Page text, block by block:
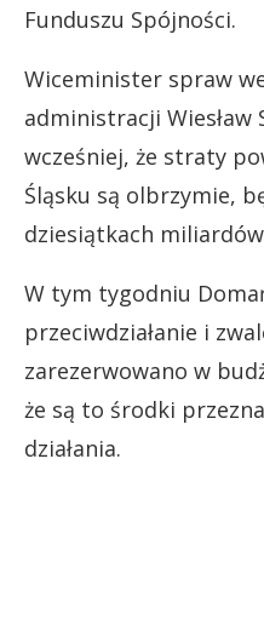
Funduszu Spójności.
Wiceminister spraw
administracji Wiesław
wcześniej, że straty
Śląsku są olbrzymie,
dziesiątkach miliardów
W tym tygodniu
przeciwdziałanie i
zarezerwowano w
że są to środki
działania.